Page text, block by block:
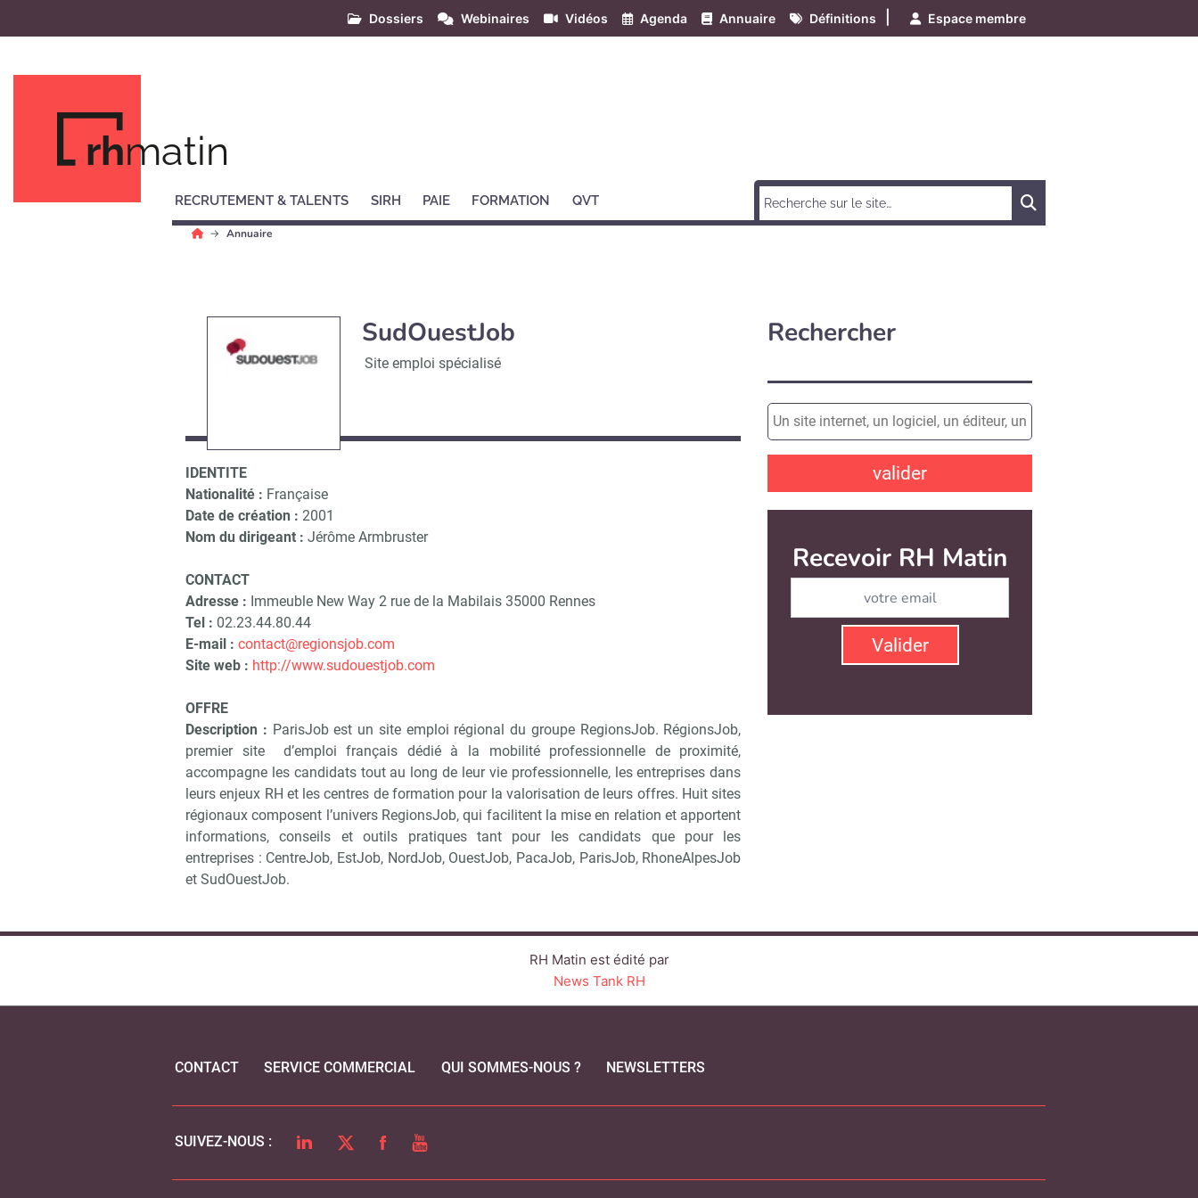
Dossiers Webinaires Vidéos Agenda Annuaire Définitions Espace membre
rhmatin
RECRUTEMENT & TALENTS SIRH PAIE FORMATION QVT
Annuaire
SudOuestJob
Site emploi spécialisé
IDENTITE
Nationalité : Française
Date de création : 2001
Nom du dirigeant : Jérôme Armbruster
CONTACT
Adresse : Immeuble New Way 2 rue de la Mabilais 35000 Rennes
Tel : 02.23.44.80.44
E-mail : contact@regionsjob.com
Site web : http://www.sudouestjob.com
OFFRE
Description : ParisJob est un site emploi régional du groupe RegionsJob. RégionsJob,
premier site d’emploi français dédié à la mobilité professionnelle de proximité,
accompagne les candidats tout au long de leur vie professionnelle, les entreprises dans
leurs enjeux RH et les centres de formation pour la valorisation de leurs offres. Huit sites
régionaux composent l’univers RegionsJob, qui facilitent la mise en relation et apportent
informations, conseils et outils pratiques tant pour les candidats que pour les
entreprises : CentreJob, EstJob, NordJob, OuestJob, PacaJob, ParisJob, RhoneAlpesJob
et SudOuestJob.
Rechercher
valider
Recevoir RH Matin
Valider
RH Matin est édité par
News Tank RH
CONTACT SERVICE COMMERCIAL QUI SOMMES-NOUS ? NEWSLETTERS
SUIVEZ-NOUS : LINKEDINTWITTERFACEBOOK
YOUTUBE